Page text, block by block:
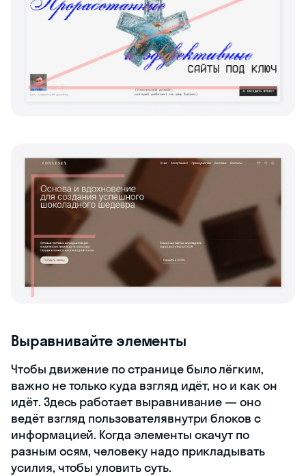
Выравнивайте элементы
Чтобы движение по странице было лёгким,
важно не только куда взгляд идёт, но и как он
идёт. Здесь работает выравнивание — оно
ведёт взгляд пользователявнутри блоков с
информацией. Когда элементы скачут по
разным осям, человеку надо прикладывать
усилия, чтобы уловить суть.